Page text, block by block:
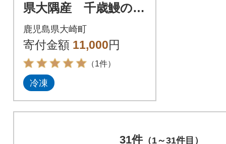
県大隅産 千歳鰻の白
焼1尾・蒲焼き1尾 合
計2尾セット(1尾110g
～130g)
鹿児島県大崎町
寄付金額 11,000円
（1件）
冷凍
31件（1～31件目）